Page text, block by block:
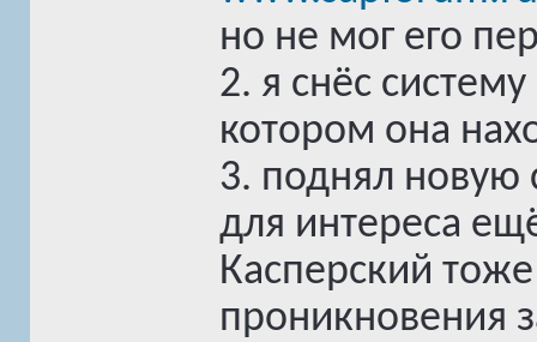
но не мог его
2. я снёс
котором она
3. поднял новую
для интереса
Касперский
проникновения